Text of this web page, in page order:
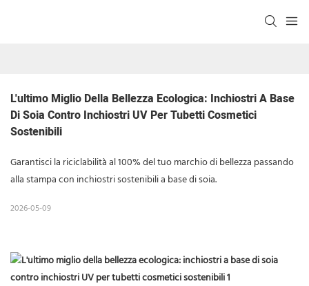
L'ultimo Miglio Della Bellezza Ecologica: Inchiostri A Base
Di Soia Contro Inchiostri UV Per Tubetti Cosmetici
Sostenibili
Garantisci la riciclabilità al 100% del tuo marchio di bellezza passando
alla stampa con inchiostri sostenibili a base di soia.
2026-05-09